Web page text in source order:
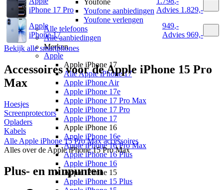
Youfone
Youfone aanbiedingen
Youfone verlengen
Alle telefoons
Alle aanbiedingen
Merken
Apple
Apple iPhone 17
Alle Apple iPhone 17
Apple iPhone Air
Apple iPhone 17e
Apple iPhone 17 Pro Max
Apple iPhone 17 Pro
Apple iPhone 17
Apple iPhone 16
Apple iPhone 16e
Apple iPhone 16 Pro Max
Apple iPhone 16 Plus
Apple iPhone 16
Apple iPhone 15
Apple iPhone 15 Plus
iPhone 17 Pro
Advies 1.829,-
Apple
iPhone 17
949,-
Advies 969,-
Bekijk alle smartphones
Accessoires voor deApple iPhone 15 Pro
Max
Hoesjes
Screenprotectors
Opladers
Kabels
Alle Apple iPhone 15 Pro Maxaccessoires
Alles over de Apple iPhone 15 Pro Max
Plus- en minpunten